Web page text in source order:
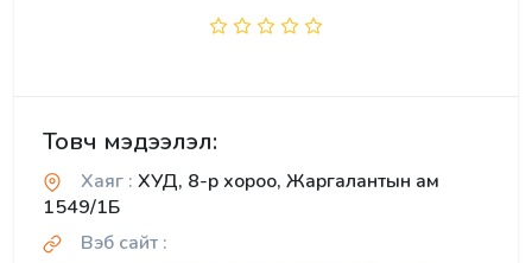
Товч мэдээлэл:
Хаяг : ХУД, 8-р хороо, Жаргалантын ам
1549/1Б
Вэб сайт :